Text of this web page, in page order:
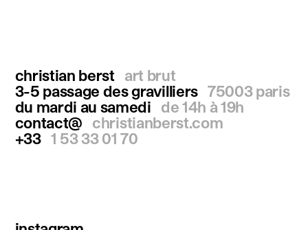
christian berst
art brut
3-5 passage des gravilliers 75003 paris
du mardi au samedi
de 14h à 19h
contact@
christianberst.com
+33 1 53 33 01 70